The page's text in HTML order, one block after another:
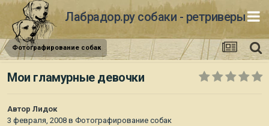
Лабрадор.ру собаки - ретриверы
Фотографирование собак
Мои гламурные девочки
Автор Лидок
3 февраля, 2008 в Фотографирование собак